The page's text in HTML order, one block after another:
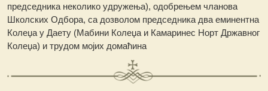
председника неколико удружења), одобрењем чланова
Школских Одбора, са дозволом председника два еминентна
Колеџа у Даету (Мабини Колеџа и Камаринес Норт Државног
Колеџа) и трудом мојих домаћина